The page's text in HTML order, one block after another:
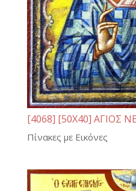
[4068] [50Χ40] ΑΓΙΟΣ
Πίνακες με Εικόνες